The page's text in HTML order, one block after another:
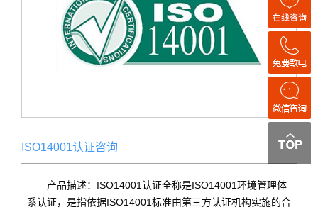
ISO14001认证咨询
产品描述：ISO14001认证全称是ISO14001环境管理体
系认证，是指依据ISO14001标准由第三方认证机构实施的合